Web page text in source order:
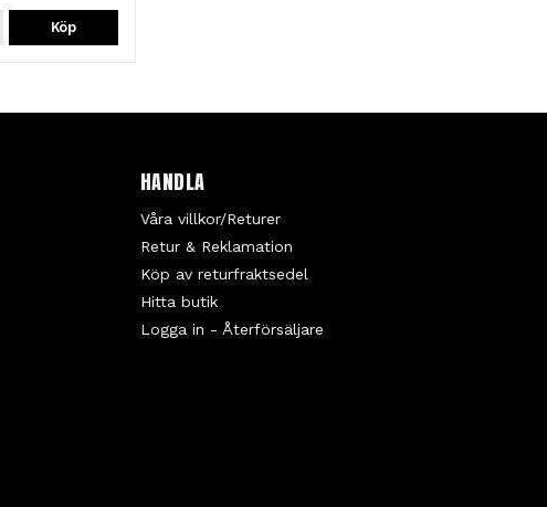
Köp
HANDLA
Våra villkor/Returer
Retur & Reklamation
Köp av returfraktsedel
Hitta butik
Logga in - Återförsäljare